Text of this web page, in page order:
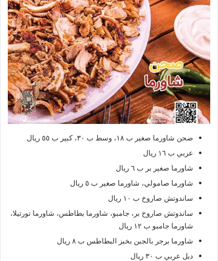
صحن شاورما صغير ب ١٨، وسط ب ٣٠، كبير ب ٥٥ ريال
عربي ب ١٦ ريال
شاورما صغير بر ب ٦ ريال
شاورما صامولي، شاورما صغير ب ٥ ريال
ساندوتش صاروخ ب ١٠ ريال
ساندوتش صاروخ بر، جامبو، شاورما بطاطس، شاورما تورتيلا،
شاورما جامبو ب ١٢ ريال
شاورما برجر بالجبن بخبز البطاطس ب ٨ ريال
دبل عربي ب ٣٠ ريال